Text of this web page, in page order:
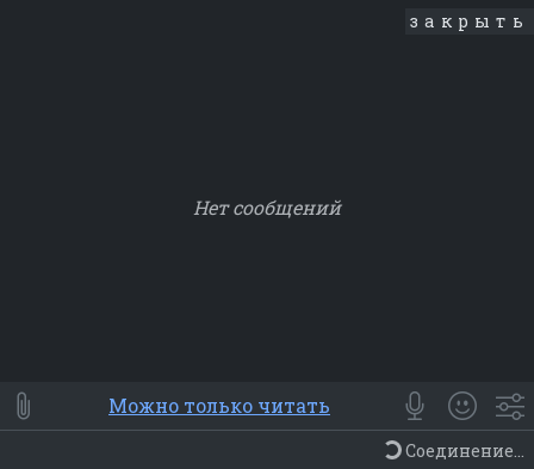
закрыть
Нет сообщений
⭐ Мои Smile
😀 Emoji
Смайлики
Люди Животные Еда Объекты
Можно только читать
Соединение...